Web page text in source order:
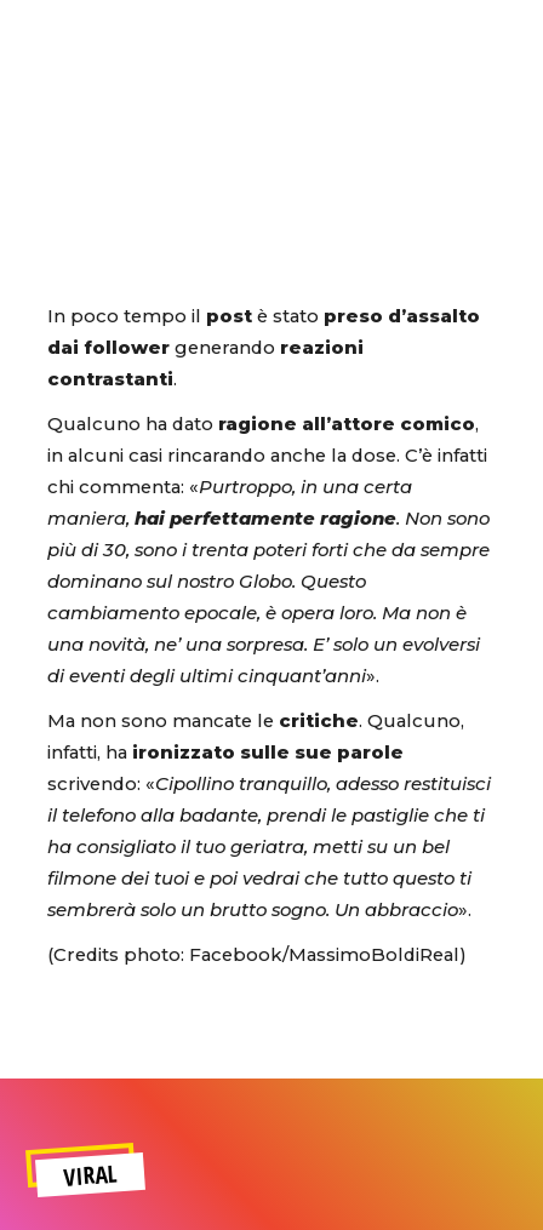
In poco tempo il post è stato preso d’assalto
dai follower generando reazioni
contrastanti.
Qualcuno ha dato ragione all’attore comico,
in alcuni casi rincarando anche la dose. C’è infatti
chi commenta: «Purtroppo, in una certa
maniera, hai perfettamente ragione. Non sono
più di 30, sono i trenta poteri forti che da sempre
dominano sul nostro Globo. Questo
cambiamento epocale, è opera loro. Ma non è
una novità, ne’ una sorpresa. E’ solo un evolversi
di eventi degli ultimi cinquant’anni».
Ma non sono mancate le critiche. Qualcuno,
infatti, ha ironizzato sulle sue parole
scrivendo: «Cipollino tranquillo, adesso restituisci
il telefono alla badante, prendi le pastiglie che ti
ha consigliato il tuo geriatra, metti su un bel
filmone dei tuoi e poi vedrai che tutto questo ti
sembrerà solo un brutto sogno. Un abbraccio».
(Credits photo: Facebook/MassimoBoldiReal)
VIRAL